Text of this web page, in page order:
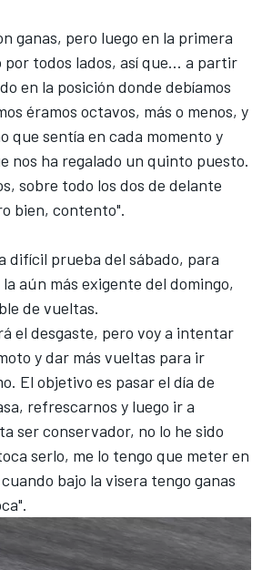
ganas, pero luego en la primera
por todos lados, así que… a partir
en la posición donde debíamos
éramos octavos, más o menos, y
que sentía en cada momento y
nos ha regalado un quinto puesto.
sobre todo los dos de delante
bien, contento".
difícil prueba del sábado, para
aún más exigente del domingo,
de vueltas.
el desgaste, pero voy a intentar
y dar más vueltas para ir
El objetivo es pasar el día de
refrescarnos y luego ir a
ser conservador, no lo he sido
serlo, me lo tengo que meter en
bajo la visera tengo ganas